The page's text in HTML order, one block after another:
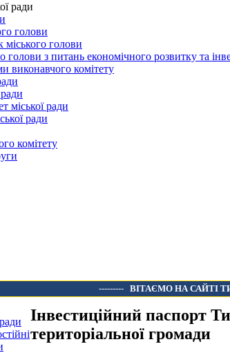
ради
голови
голови
голови з питань економічного розвитку та
виконавчого комітету
міської ради
ради
комітету
--------- ВІТАЄМО НА САЙТІ
Інвестиційний паспорт
територіальної громади